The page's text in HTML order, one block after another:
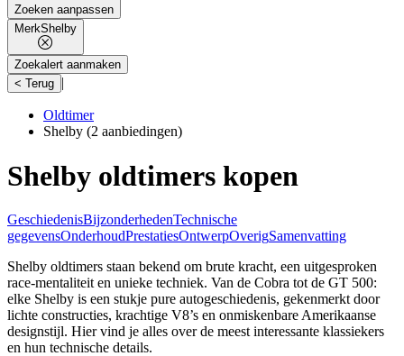
Zoeken aanpassen
MerkShelby
Zoekalert aanmaken
< Terug |
Oldtimer
Shelby (2 aanbiedingen)
Shelby oldtimers kopen
GeschiedenisBijzonderhedenTechnische
gegevensOnderhoudPrestatiesOntwerpOverigSamenvatting
Shelby oldtimers staan bekend om brute kracht, een uitgesproken
race-mentaliteit en unieke techniek. Van de Cobra tot de GT 500:
elke Shelby is een stukje pure autogeschiedenis, gekenmerkt door
lichte constructies, krachtige V8’s en onmiskenbare Amerikaanse
designstijl. Hier vind je alles over de meest interessante klassiekers
en hun technische details.